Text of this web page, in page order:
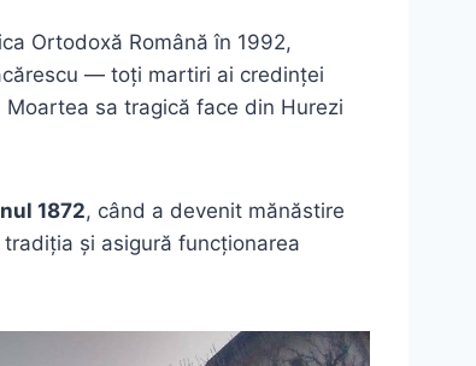
Ortodoxă Română în 1992,
— toți martiri ai credinței
sa tragică face din Hurezi
1872, când a devenit mănăstire
și asigură funcționarea